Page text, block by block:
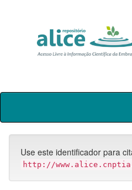
Skip
Use este identificador para
http://